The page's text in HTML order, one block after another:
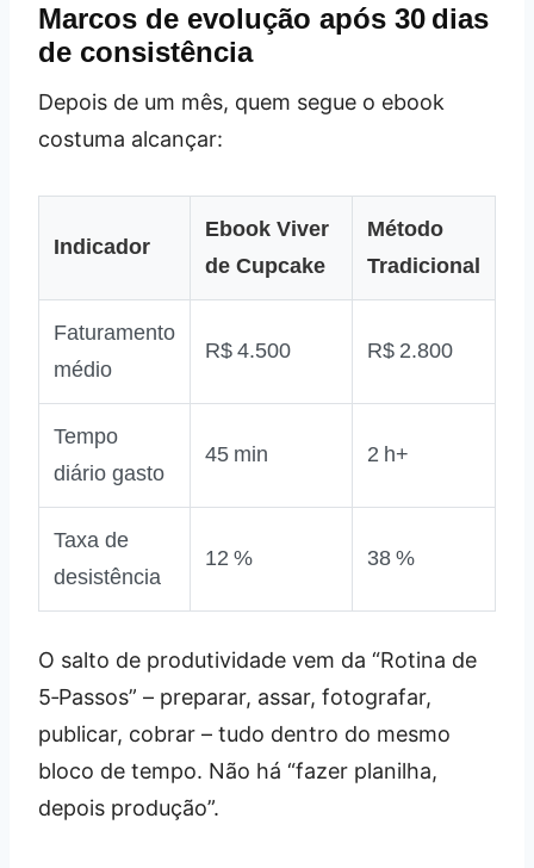
Marcos de evolução após 30 dias
de consistência
Depois de um mês, quem segue o ebook
costuma alcançar:
Indicador
Ebook Viver
de Cupcake
Método
Tradicional
Faturamento
médio
R$ 4.500 R$ 2.800
Tempo
diário gasto
45 min 2 h+
Taxa de
desistência
12 % 38 %
O salto de produtividade vem da “Rotina de
5‑Passos” – preparar, assar, fotografar,
publicar, cobrar – tudo dentro do mesmo
bloco de tempo. Não há “fazer planilha,
depois produção”.